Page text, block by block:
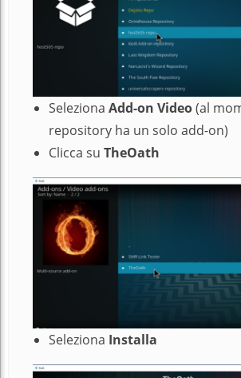
Seleziona Add-on Video(al
repository ha un solo add-on)
Clicca su TheOath
Seleziona Installa